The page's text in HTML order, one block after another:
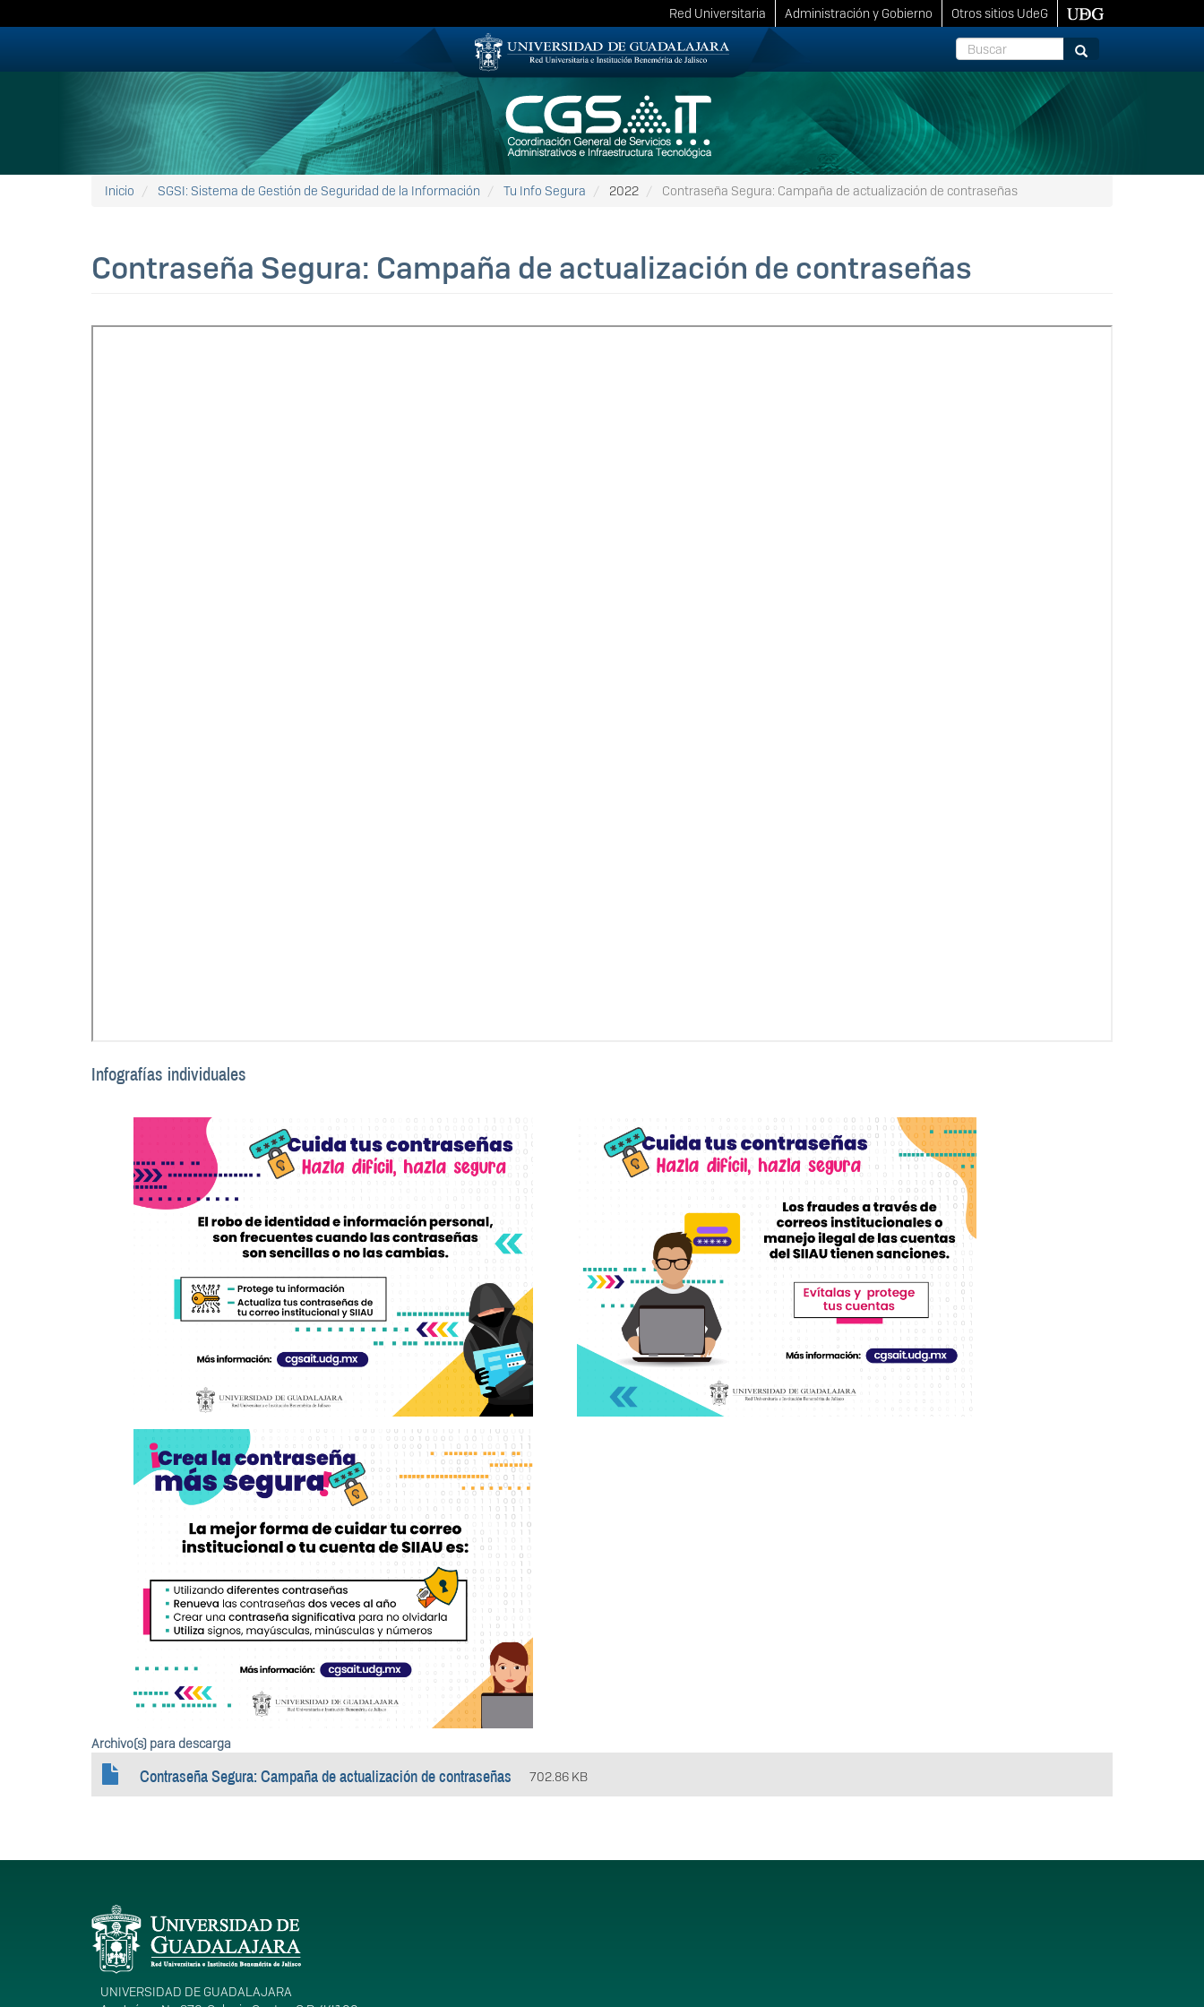
al
Red Universitaria Administración y Gobierno
Otros sitios UdeG
Buscar
Buscar
Inicio SGSI: Sistema de Gestión de Seguridad de la Información Tu Info Segura 2022 Contraseña Segura: Campaña de actualización de contraseñas
Contraseña Segura: Campaña de actualización de contraseñas
Infografías individuales
Archivo(s) para descarga
Contraseña Segura: Campaña de actualización de contraseñas 702.86 KB
Información del portal
UNIVERSIDAD DE GUADALAJARA